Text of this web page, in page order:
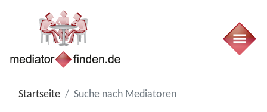
Startseite Suche nach Mediatoren